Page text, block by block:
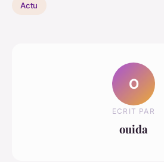
Actu
O
ECRIT PAR
ouida